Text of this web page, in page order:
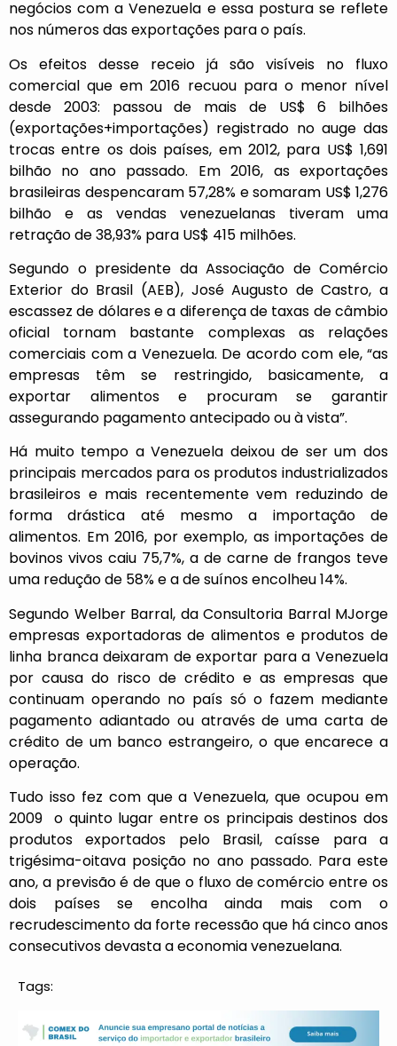
negócios com a Venezuela e essa postura se reflete
nos números das exportações para o país.
Os efeitos desse receio já são visíveis no fluxo
comercial que em 2016 recuou para o menor nível
desde 2003: passou de mais de US$ 6 bilhões
(exportações+importações) registrado no auge das
trocas entre os dois países, em 2012, para US$ 1,691
bilhão no ano passado. Em 2016, as exportações
brasileiras despencaram 57,28% e somaram US$ 1,276
bilhão e as vendas venezuelanas tiveram uma
retração de 38,93% para US$ 415 milhões.
Segundo o presidente da Associação de Comércio
Exterior do Brasil (AEB), José Augusto de Castro, a
escassez de dólares e a diferença de taxas de câmbio
oficial tornam bastante complexas as relações
comerciais com a Venezuela. De acordo com ele, “as
empresas têm se restringido, basicamente, a
exportar alimentos e procuram se garantir
assegurando pagamento antecipado ou à vista”.
Há muito tempo a Venezuela deixou de ser um dos
principais mercados para os produtos industrializados
brasileiros e mais recentemente vem reduzindo de
forma drástica até mesmo a importação de
alimentos. Em 2016, por exemplo, as importações de
bovinos vivos caiu 75,7%, a de carne de frangos teve
uma redução de 58% e a de suínos encolheu 14%.
Segundo Welber Barral, da Consultoria Barral MJorge
empresas exportadoras de alimentos e produtos de
linha branca deixaram de exportar para a Venezuela
por causa do risco de crédito e as empresas que
continuam operando no país só o fazem mediante
pagamento adiantado ou através de uma carta de
crédito de um banco estrangeiro, o que encarece a
operação.
Tudo isso fez com que a Venezuela, que ocupou em
2009 o quinto lugar entre os principais destinos dos
produtos exportados pelo Brasil, caísse para a
trigésima-oitava posição no ano passado. Para este
ano, a previsão é de que o fluxo de comércio entre os
dois países se encolha ainda mais com o
recrudescimento da forte recessão que há cinco anos
consecutivos devasta a economia venezuelana.
Tags: